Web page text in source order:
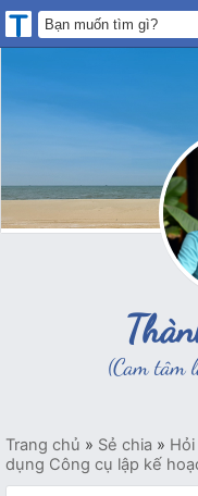
(Cam tâm
Trang chủ » Sẻ chia »
dụng Công cụ lập kế